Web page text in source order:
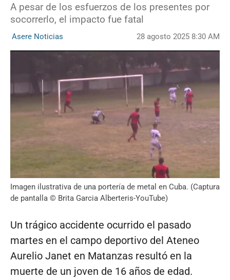
A pesar de los esfuerzos de los presentes por
socorrerlo, el impacto fue fatal
Asere Noticias 28 agosto 2025 8:30 AM
Imagen ilustrativa de una portería de metal en Cuba. (Captura
de pantalla © Brita Garcia Alberteris-YouTube)
Un trágico accidente ocurrido el pasado
martes en el campo deportivo del Ateneo
Aurelio Janet en Matanzas resultó en la
muerte de un joven de 16 años de edad.